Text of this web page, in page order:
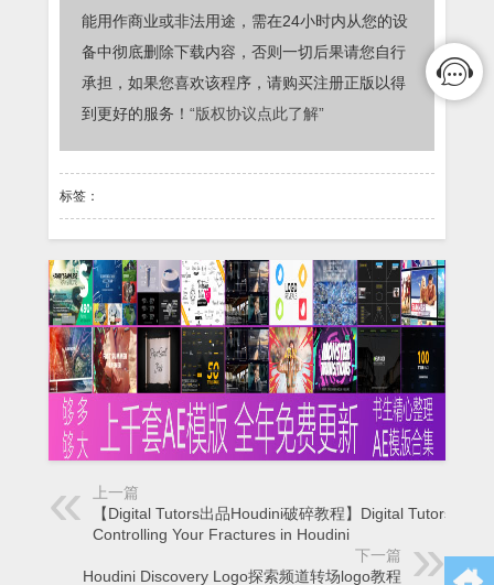
能用作商业或非法用途，需在24小时内从您的设
备中彻底删除下载内容，否则一切后果请您自行
承担，如果您喜欢该程序，请购买注册正版以得
到更好的服务！ “版权协议点此了解”
标签：
上一篇
【Digital Tutors出品Houdini破碎教程】Digital Tutors –
Controlling Your Fractures in Houdini
下一篇
Houdini Discovery Logo探索频道转场logo教程